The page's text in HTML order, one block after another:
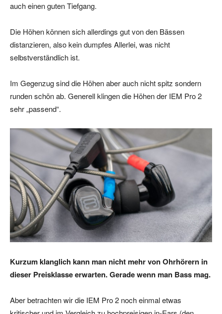
auch einen guten Tiefgang.
Die Höhen können sich allerdings gut von den Bässen
distanzieren, also kein dumpfes Allerlei, was nicht
selbstverständlich ist.
Im Gegenzug sind die Höhen aber auch nicht spitz sondern
runden schön ab. Generell klingen die Höhen der IEM Pro 2
sehr „passend“.
Kurzum klanglich kann man nicht mehr von Ohrhörern in
dieser Preisklasse erwarten. Gerade wenn man Bass mag.
Aber betrachten wir die IEM Pro 2 noch einmal etwas